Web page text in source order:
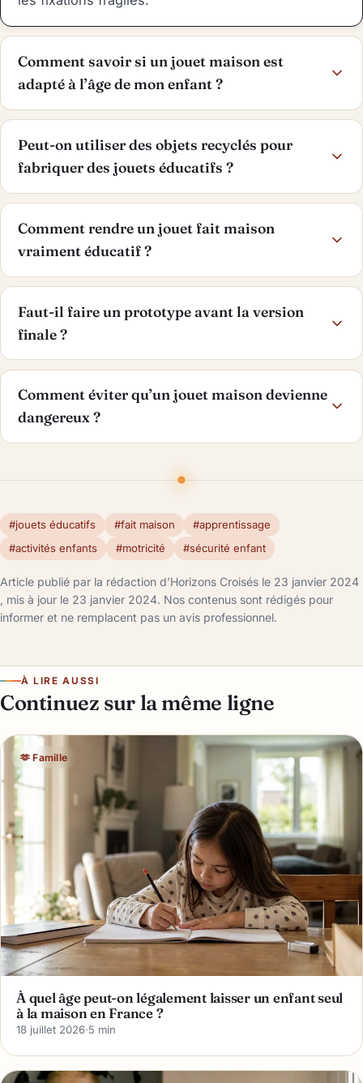
Comment savoir si un jouet maison est
adapté à l’âge de mon enfant ?
Peut-on utiliser des objets recyclés pour
fabriquer des jouets éducatifs ?
Comment rendre un jouet fait maison
vraiment éducatif ?
Faut-il faire un prototype avant la version
finale ?
Comment éviter qu’un jouet maison devienne
dangereux ?
#jouets éducatifs #fait maison
#apprentissage
#activités enfants
#motricité #sécurité enfant
Article publié par la rédaction d’Horizons Croisés le 23 janvier 2024
, mis à jour le 23 janvier 2024. Nos contenus sont rédigés pour
informer et ne remplacent pas un avis professionnel.
À LIRE AUSSI
Continuez sur la même ligne
🫶 Famille
À quel âge peut-on légalement laisser un enfant seul
à la maison en France ?
18 juillet 2026·5 min